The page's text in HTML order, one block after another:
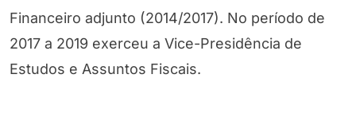
Financeiro adjunto (2014/2017). No período de
2017 a 2019 exerceu a Vice-Presidência de
Estudos e Assuntos Fiscais.